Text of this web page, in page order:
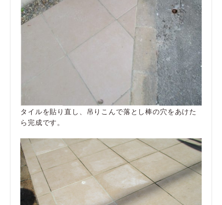
タイルを貼り直し、吊りこんで落とし棒の穴をあけた
ら完成です。